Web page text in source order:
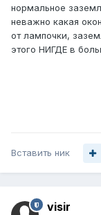
нормальное
неважно какая
от лампочки,
этого НИГДЕ в
Вставить ник
visir